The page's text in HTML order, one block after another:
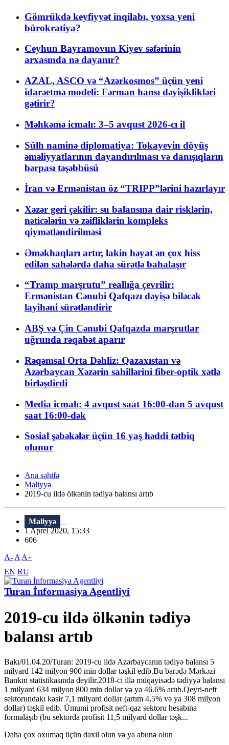
Gömrükdə keyfiyyət inqilabı, yoxsa yeni
bürokratiya?
Ceyhun Bayramovun Kiyev səfərinin
arxasında nə dayanır?
AZAL, ASCO və “Azərkosmos” üçün yeni
idarəetmə modeli: Fərman hansı dəyişiklikləri
gətirir?
Məhkəmə icmalı: 3–5 avqust 2026-cı il
Sülh naminə diplomatiya: Tokayevin döyüş
əməliyyatlarının dayandırılması və danışıqların
bərpası təşəbbüsü
İran və Ermənistan öz “TRIPP”lərini hazırlayır
Xəzər geri çəkilir: su balansına dair risklərin,
nəticələrin və zəifliklərin kompleks
qiymətləndirilməsi
Əməkhaqları artır, lakin həyat ən çox hiss
edilən sahələrdə daha sürətlə bahalaşır
“Tramp marşrutu” reallığa çevrilir:
Ermənistan Cənubi Qafqazı dəyişə biləcək
layihəni sürətləndirir
ABŞ və Çin Cənubi Qafqazda marşrutlar
uğrunda rəqabət aparır
Rəqəmsal Orta Dəhliz: Qazaxıstan və
Azərbaycan Xəzərin sahillərini fiber-optik xətlə
birləşdirdi
Media icmalı: 4 avqust saat 16:00-dan 5 avqust
saat 16:00-dək
Sosial şəbəkələr üçün 16 yaş həddi tətbiq
olunur
Ana səhifə
Maliyyə
2019-cu ildə ölkənin tədiyə balansı artıb
Maliyyə
1 Aprel 2020, 15:33
606
A- A A+
EN RU
Turan İnformasiya Agentliyi
2019-cu ildə ölkənin tədiyə
balansı artıb
Bakı/01.04.20/Turan: 2019-cu ildə Azərbaycanın tədiyə balansı 5
milyard 142 milyon 900 min dollar təşkil edib.Bu barədə Mərkəzi
Bankın statistikasında deyilir.2018-ci illə müqayisədə tədiyyə balansı
1 milyard 634 milyon 800 min dollar və ya 46.6% artıb.Qeyri-neft
sektorundakı kəsir 7,1 milyard dollar (artım 4,5% və ya 308 milyon
dollar) təşkil edib. Ümumi profisit neft-qaz sektoru hesabına
formalaşıb (bu sektorda profisit 11,5 milyard dollar təşk...
Daha çox oxumaq üçün daxil olun və ya abunə olun